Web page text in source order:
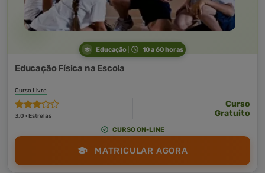
Educação 10 a 60 horas
Educação Física na Escola
Curso Livre
3,0 · Estrelas
Curso
Gratuito
CURSO ON-LINE
MATRICULAR AGORA